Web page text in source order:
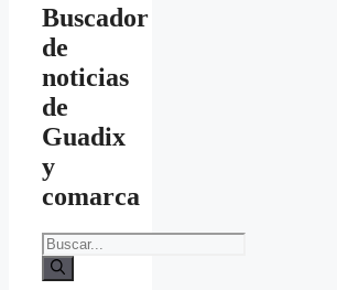
Buscador
de
noticias
de
Guadix
y
comarca
Buscar: